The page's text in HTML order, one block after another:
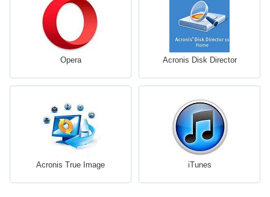
Opera Acronis Disk Director
Acronis True Image iTunes